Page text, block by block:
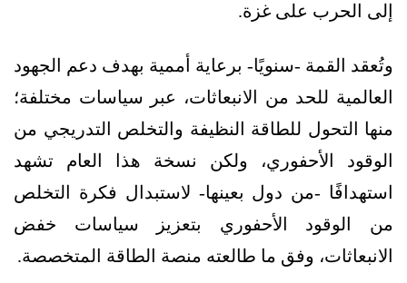
إلى الحرب على غزة.
وتُعقد القمة -سنويًا- برعاية أممية بهدف دعم الجهود
العالمية للحد من الانبعاثات، عبر سياسات مختلفة؛
منها التحول للطاقة النظيفة والتخلص التدريجي من
الوقود الأحفوري، ولكن نسخة هذا العام تشهد
استهدافًا -من دول بعينها- لاستبدال فكرة التخلص
من الوقود الأحفوري بتعزيز سياسات خفض
الانبعاثات، وفق ما طالعته منصة الطاقة المتخصصة.